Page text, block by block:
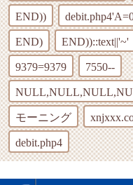
END))
END) END))::text||'~'
9379=9379 7550--
モーニング
debit.php4